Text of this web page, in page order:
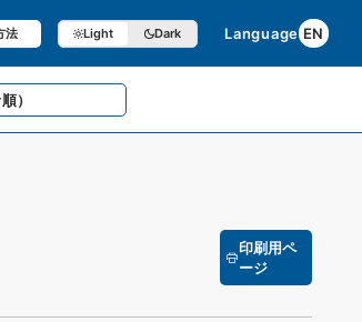
法 Light Dark Language EN
）
印刷用ペ
ージ